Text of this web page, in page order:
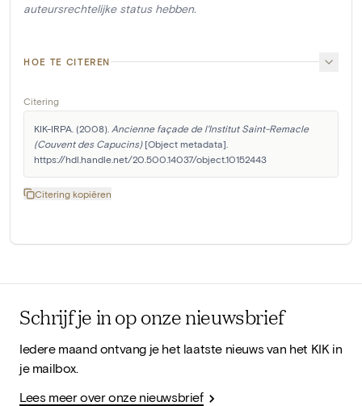
auteursrechtelijke status hebben.
HOE TE CITEREN
Citering
KIK-IRPA. (2008). Ancienne façade de l'Institut Saint-Remacle
(Couvent des Capucins) [Object metadata].
https://hdl.handle.net/20.500.14037/object.10152443
Citering kopiëren
Schrijf je in op onze nieuwsbrief
Iedere maand ontvang je het laatste nieuws van het KIK in
je mailbox.
Lees meer over onze nieuwsbrief